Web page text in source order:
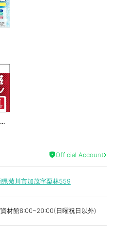
〈valborder〉遮熱冷感 ナイロンコンプレッション
Official Account
県菊川市加茂字栗林559
材館8:00~20:00(日曜祝日以外)